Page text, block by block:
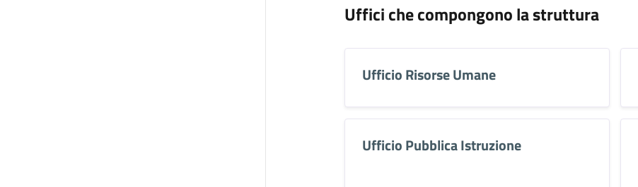
Uffici che compongono la struttura
Ufficio Risorse Umane
Ufficio Pubblica Istruzione